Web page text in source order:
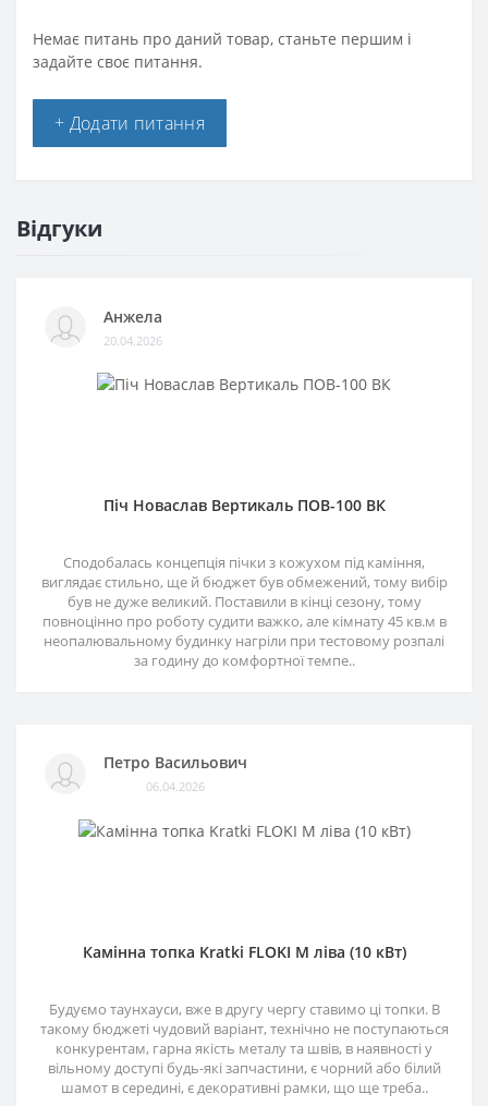
Немає питань про даний товар, станьте першим і
задайте своє питання.
+ Додати питання
Відгуки
Анжела
20.04.2026
Піч Новаслав Вертикаль ПОВ-100 ВК
Сподобалась концепція пічки з кожухом під каміння,
виглядає стильно, ще й бюджет був обмежений, тому вибір
був не дуже великий. Поставили в кінці сезону, тому
повноцінно про роботу судити важко, але кімнату 45 кв.м в
неопалювальному будинку нагріли при тестовому розпалі
за годину до комфортної темпе..
Петро Васильович
06.04.2026
Камінна топка Kratki FLOKI M ліва (10 кВт)
Будуємо таунхауси, вже в другу чергу ставимо ці топки. В
такому бюджеті чудовий варіант, технічно не поступаються
конкурентам, гарна якість металу та швів, в наявності у
вільному доступі будь-які запчастини, є чорний або білий
шамот в середині, є декоративні рамки, що ще треба..